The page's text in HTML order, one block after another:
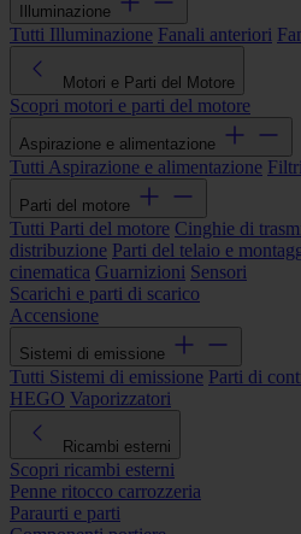
Illuminazione
Tutti Illuminazione Fanali anteriori
Motori e Parti del Motore
Scopri motori e parti del motore
Aspirazione e alimentazione
Tutti Aspirazione e alimentazione
Parti del motore
Tutti Parti del motore Cinghie di
distribuzione Parti del telaio e
cinematica Guarnizioni Sensori
Scarichi e parti di scarico
Accensione
Sistemi di emissione
Tutti Sistemi di emissione Parti di
HEGO Vaporizzatori
Ricambi esterni
Scopri ricambi esterni
Penne ritocco carrozzeria
Paraurti e parti